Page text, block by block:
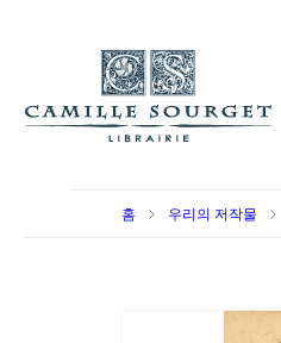
홈 우리의 저작물